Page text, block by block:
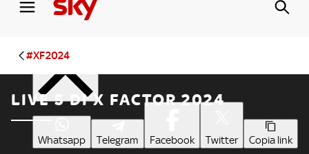
FACTOR
Cos’altro vedere:
PROGRAMMI SKY
Un mondo di offerte:
#XF2024
LIVE 5 DI X FACTOR 2024
Whatsapp Telegram Facebook Twitter Copia link